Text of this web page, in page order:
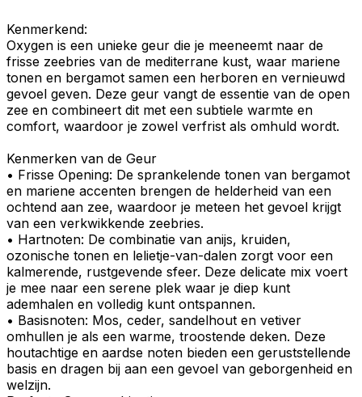
Kenmerkend:
Oxygen is een unieke geur die je meeneemt naar de
frisse zeebries van de mediterrane kust, waar mariene
tonen en bergamot samen een herboren en vernieuwd
gevoel geven. Deze geur vangt de essentie van de open
zee en combineert dit met een subtiele warmte en
comfort, waardoor je zowel verfrist als omhuld wordt.
Kenmerken van de Geur
• Frisse Opening: De sprankelende tonen van bergamot
en mariene accenten brengen de helderheid van een
ochtend aan zee, waardoor je meteen het gevoel krijgt
van een verkwikkende zeebries.
• Hartnoten: De combinatie van anijs, kruiden,
ozonische tonen en lelietje-van-dalen zorgt voor een
kalmerende, rustgevende sfeer. Deze delicate mix voert
je mee naar een serene plek waar je diep kunt
ademhalen en volledig kunt ontspannen.
• Basisnoten: Mos, ceder, sandelhout en vetiver
omhullen je als een warme, troostende deken. Deze
houtachtige en aardse noten bieden een geruststellende
basis en dragen bij aan een gevoel van geborgenheid en
welzijn.